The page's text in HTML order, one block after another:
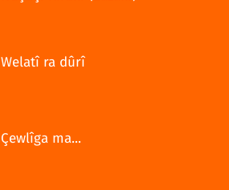
Welatî ra dûrî
Çewlîga ma...